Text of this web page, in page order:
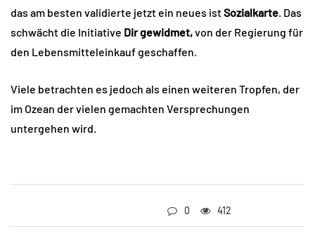
das am besten validierte jetzt ein neues istSozialkarte . Das
schwächt die Initiative Dir gewidmet,von der Regierung für
den Lebensmitteleinkauf geschaffen.
Viele betrachten es jedoch als einen weiteren Tropfen, der
im Ozean der vielen gemachten Versprechungen
untergehen wird.
0 412